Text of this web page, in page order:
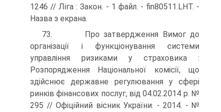
1246 // Ліга : Закон. - 1 файл. - fin80511.LHT. -
Назва з екрана.
73. Про затвердження Вимог до
організації і функціонування системи
управління ризиками у страховика :
Розпорядження Національної комісії, що
здійснює державне регулювання у сфері
ринків фінансових послуг, від 04.02.2014 р. №
295 // Офіційний вісник України. - 2014. - №